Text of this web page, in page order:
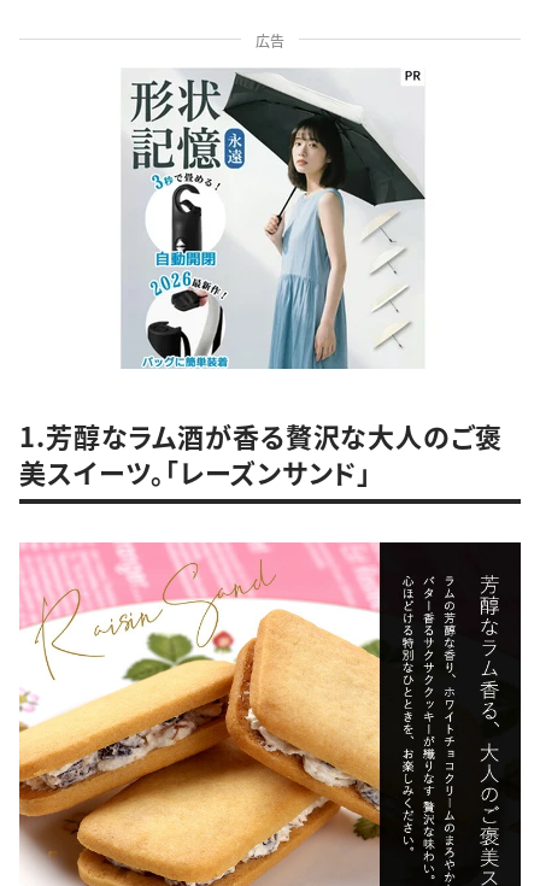
広告
1.芳醇なラム酒が香る贅沢な大人のご褒
美スイーツ。「レーズンサンド」